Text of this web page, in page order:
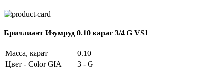
Бриллиант Изумруд 0.10 карат 3/4 G VS1
Масса, карат
0.10
Цвет - Color GIA
3 - G